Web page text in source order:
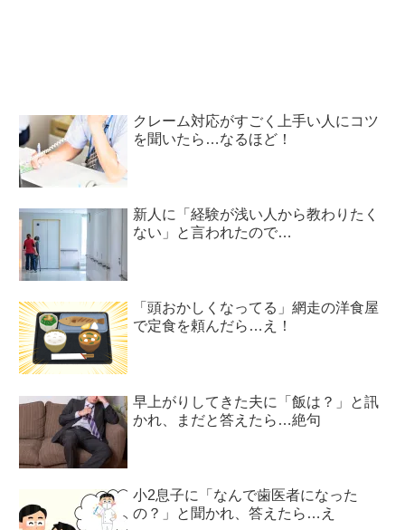
クレーム対応がすごく上手い人にコツ
を聞いたら…なるほど！
新人に「経験が浅い人から教わりたく
ない」と言われたので…
「頭おかしくなってる」網走の洋食屋
で定食を頼んだら…え！
早上がりしてきた夫に「飯は？」と訊
かれ、まだと答えたら…絶句
小2息子に「なんで歯医者になった
の？」と聞かれ、答えたら…え